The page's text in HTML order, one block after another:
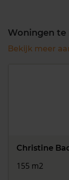
Woningen te
Bekijk meer
Christine
155 m2